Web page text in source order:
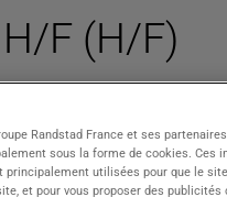
H/F (H/F)
les portes
à Cluses, célèbre pour
avec un réseau de 40
Randstad France et ses
sous la forme de cookies. Ces
utilisées pour que le
et pour vous proposer des publicités